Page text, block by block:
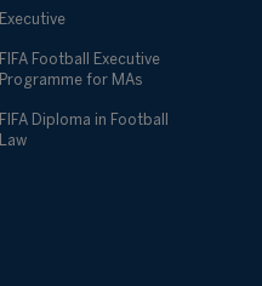
Executive
FIFA Football Executive
Programme for MAs
FIFA Diploma in Football
Law